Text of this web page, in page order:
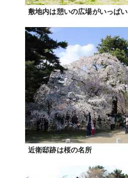
敷地内は憩いの広場がいっぱい
近衛邸跡は桜の名所